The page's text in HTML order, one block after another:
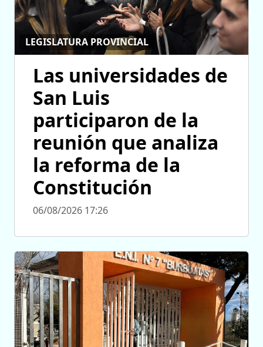
LEGISLATURA PROVINCIAL
Las universidades de
San Luis
participaron de la
reunión que analiza
la reforma de la
Constitución
06/08/2026 17:26